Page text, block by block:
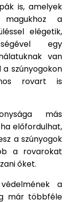
is, amelyek
magukhoz a
elégetik,
egy
van
szúnyogokon
rovart is
más
előfordulhat,
a szúnyogok
a rovarokat
őket.
a
már többféle